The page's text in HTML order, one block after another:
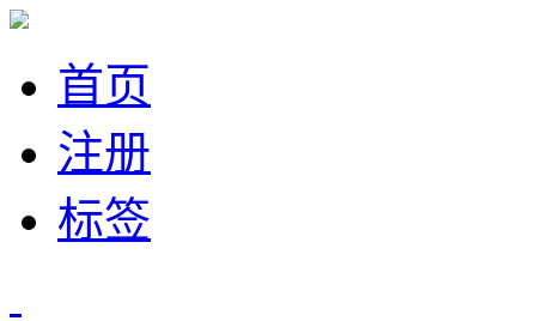
首页
注册
标签